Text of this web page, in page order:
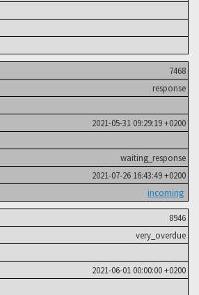
7468
response
2021-05-31 09:29:19 +0200
waiting_response
2021-07-26 16:43:49 +0200
incoming
8946
very_overdue
2021-06-01 00:00:00 +0200